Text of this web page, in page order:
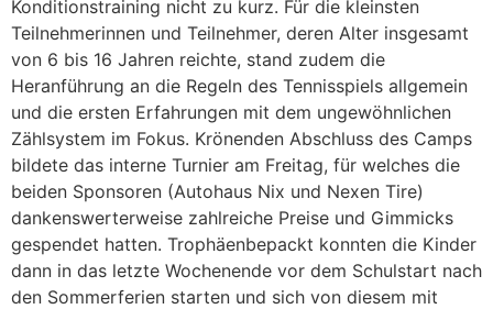
Konditionstraining nicht zu kurz. Für die kleinsten
Teilnehmerinnen und Teilnehmer, deren Alter insgesamt
von 6 bis 16 Jahren reichte, stand zudem die
Heranführung an die Regeln des Tennisspiels allgemein
und die ersten Erfahrungen mit dem ungewöhnlichen
Zählsystem im Fokus. Krönenden Abschluss des Camps
bildete das interne Turnier am Freitag, für welches die
beiden Sponsoren (Autohaus Nix und Nexen Tire)
dankenswerterweise zahlreiche Preise und Gimmicks
gespendet hatten. Trophäenbepackt konnten die Kinder
dann in das letzte Wochenende vor dem Schulstart nach
den Sommerferien starten und sich von diesem mit